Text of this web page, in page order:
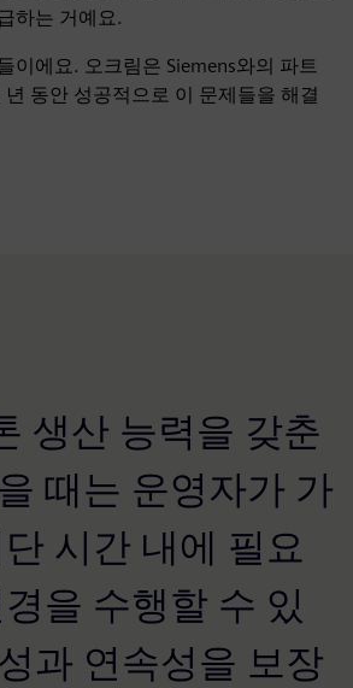
하는 거예요.
이에요. 오크림은 Siemens와의 파트
동안 성공적으로 이 문제들을 해결
생산 능력을 갖춘
때는 운영자가 가
시간 내에 필요
을 수행할 수 있
과 연속성을 보장